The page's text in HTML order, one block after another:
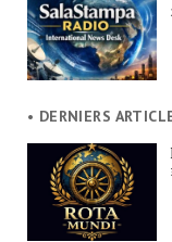
• DERNIERS